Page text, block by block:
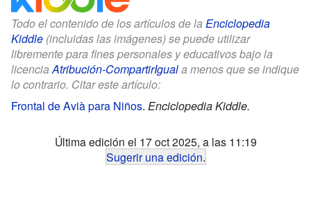
Todo el contenido de los artículos de la Enciclopedia
Kiddle (incluidas las imágenes) se puede utilizar
libremente para fines personales y educativos bajo la
licenciaAtribución-CompartirIguala menos que se indique
lo contrario. Citar este artículo:
Frontal de Avià para Niños. Enciclopedia Kiddle.
Última edición el 17 oct 2025, a las 11:19
Sugerir una edición.